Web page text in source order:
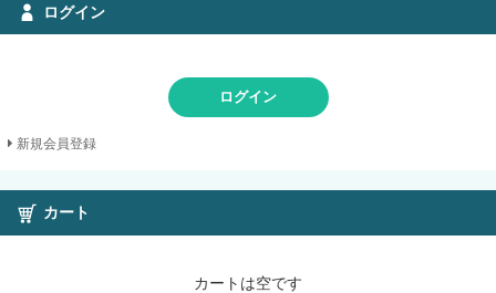
ログイン
ログイン
新規会員登録
カート
カートは空です